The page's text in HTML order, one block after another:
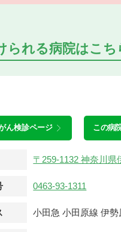
られる病院はこち
ん検診ページ この病
〒259-1132 神奈川県
0463-93-1311
小田急 小田原線 伊勢